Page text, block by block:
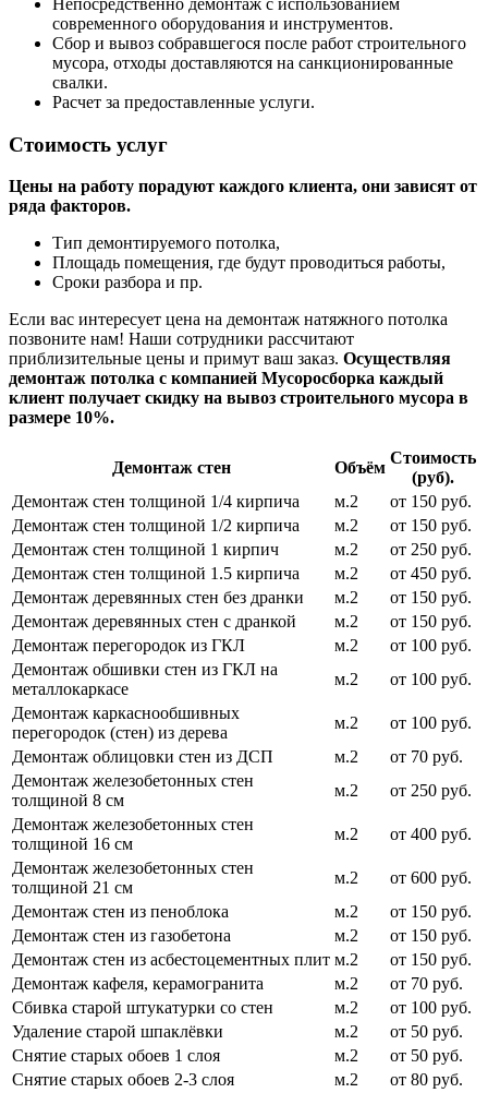
Непосредственно демонтаж с использованием
современного оборудования и инструментов.
Сбор и вывоз собравшегося после работ строительного
мусора, отходы доставляются на санкционированные
свалки.
Расчет за предоставленные услуги.
Стоимость услуг
Цены на работу порадуют каждого клиента, они зависят от
ряда факторов.
Тип демонтируемого потолка,
Площадь помещения, где будут проводиться работы,
Сроки разбора и пр.
Если вас интересует цена на демонтаж натяжного потолка
позвоните нам! Наши сотрудники рассчитают
приблизительные цены и примут ваш заказ. Осуществляя
демонтаж потолка с компанией Мусоросборка каждый
клиент получает скидку на вывоз строительного мусора в
размере 10%.
Демонтаж стен Объём
Стоимость
(руб).
Демонтаж стен толщиной 1/4 кирпича
м.2
от 150 руб.
Демонтаж стен толщиной 1/2 кирпича
м.2
от 150 руб.
Демонтаж стен толщиной 1 кирпич
м.2
от 250 руб.
Демонтаж стен толщиной 1.5 кирпича
м.2
от 450 руб.
Демонтаж деревянных стен без дранки
м.2
от 150 руб.
Демонтаж деревянных стен с дранкой
м.2
от 150 руб.
Демонтаж перегородок из ГКЛ
м.2
от 100 руб.
Демонтаж обшивки стен из ГКЛ на
металлокаркасе
м.2
от 100 руб.
Демонтаж каркаснообшивных
перегородок (стен) из дерева
м.2
от 100 руб.
Демонтаж облицовки стен из ДСП
м.2
от 70 руб.
Демонтаж железобетонных стен
толщиной 8 см
м.2
от 250 руб.
Демонтаж железобетонных стен
толщиной 16 см
м.2
от 400 руб.
Демонтаж железобетонных стен
толщиной 21 см
м.2
от 600 руб.
Демонтаж стен из пеноблока
м.2
от 150 руб.
Демонтаж стен из газобетона
м.2
от 150 руб.
Демонтаж стен из асбестоцементных плит м.2
от 150 руб.
Демонтаж кафеля, керамогранита
м.2
от 70 руб.
Сбивка старой штукатурки со стен
м.2
от 100 руб.
Удаление старой шпаклёвки
м.2
от 50 руб.
Снятие старых обоев 1 слоя
м.2
от 50 руб.
Снятие старых обоев 2-3 слоя
м.2
от 80 руб.